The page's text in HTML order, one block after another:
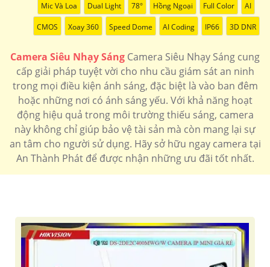
'
Mic Và Loa Dual Light 78° Hồng Ngoại Full Color AI
CMOS Xoay 360 Speed Dome AI Coding IP66 3D DNR
Camera Siêu Nhạy Sáng Camera Siêu Nhạy Sáng cung
cấp giải pháp tuyệt vời cho nhu cầu giám sát an ninh
trong mọi điều kiện ánh sáng, đặc biệt là vào ban đêm
hoặc những nơi có ánh sáng yếu. Với khả năng hoạt
động hiệu quả trong môi trường thiếu sáng, camera
này không chỉ giúp bảo vệ tài sản mà còn mang lại sự
an tâm cho người sử dụng. Hãy sở hữu ngay camera tại
An Thành Phát để được nhận những ưu đãi tốt nhất.